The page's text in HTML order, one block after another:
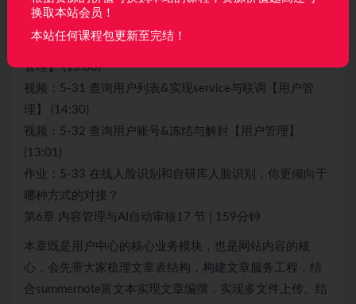
视频：5-28 友情链接删除【MongoDB】 (04:18)
管理】 (13:00)
视频：5-31 查询用户列表&实现service与联调【用户管
理】 (14:30)
视频：5-32 查询用户账号&冻结与解封【用户管理】
(13:01)
作业：5-33 在线人脸识别和自研库人脸识别，你更倾向于
哪种方式的对接？
第6章 内容管理与AI自动审核17 节 | 159分钟
本章既是用户中心的核心业务模块，也是网站内容的核
心，会先带大家梳理文章表结构，构建文章服务工程，结
合summernote富文本实现文章编撰，实现多文件上传。结
换取本站会员！
本站任何课程包更新至完结！